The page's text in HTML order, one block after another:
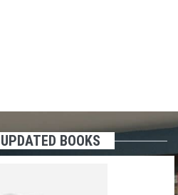
BOOKS